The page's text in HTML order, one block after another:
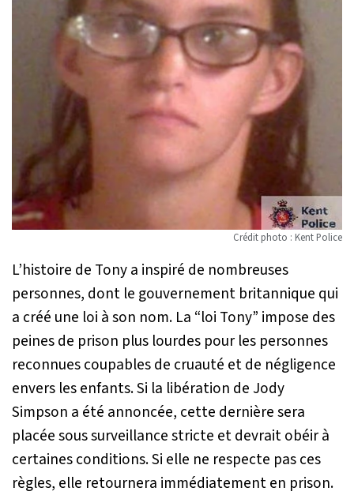
Crédit photo : Kent Police
L’histoire de Tony a inspiré de nombreuses
personnes, dont le gouvernement britannique qui
a créé une loi à son nom. La “loi Tony” impose des
peines de prison plus lourdes pour les personnes
reconnues coupables de cruauté et de négligence
envers les enfants. Si la libération de Jody
Simpson a été annoncée, cette dernière sera
placée sous surveillance stricte et devrait obéir à
certaines conditions. Si elle ne respecte pas ces
règles, elle retournera immédiatement en prison.